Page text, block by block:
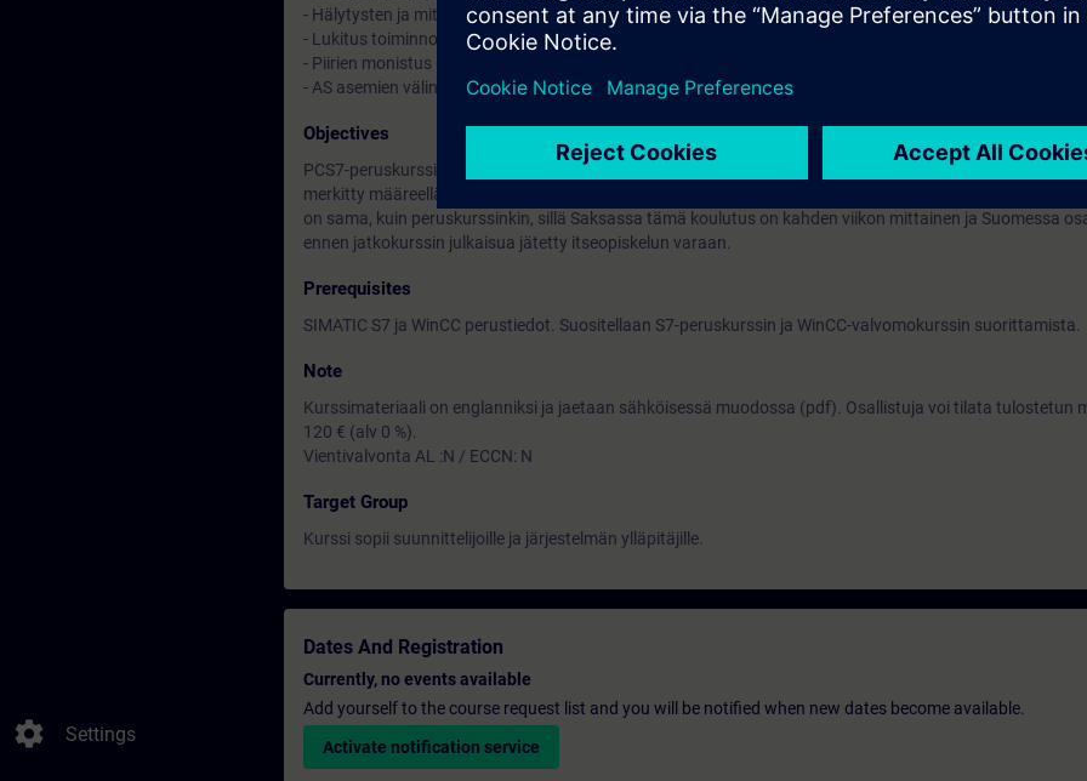
settings Settings
- Hälytysten ja mittausten arkistointi (lyhyesti)
- Lukitus toiminnot ja operointitilat (lyhyesti)
- Piirien monistus Control Modul Typejä hyödyntäen (lyhyesti)
- AS asemien välinen kommunikointi (lyhyesti)
Objectives
PCS7-peruskurssille on olemassa jatko-osa PCS7-Jatko, jolla käsitellään asiat, jotka tämän kurssin
merkitty määreellä: (lyhyesti). Näistä aiheista on jatkokurssilla tarjolla lisätietoa ja harjoituksia.
on sama, kuin peruskurssinkin, sillä Saksassa tämä koulutus on kahden viikon mittainen ja Suomessa
ennen jatkokurssin julkaisua jätetty itseopiskelun varaan.
Prerequisites
SIMATIC S7 ja WinCC perustiedot. Suositellaan S7-peruskurssin ja WinCC-valvomokurssin suorittamista.
Note
Kurssimateriaali on englanniksi ja jaetaan sähköisessä muodossa (pdf). Osallistuja voi tilata tulostetun
120 € (alv 0 %).
Vientivalvonta AL :N / ECCN: N
Target Group
Kurssi sopii suunnittelijoille ja järjestelmän ylläpitäjille.
Dates And Registration
Currently, no events available
Add yourself to the course request list and you will be notified when new dates become available.
Activate notification service